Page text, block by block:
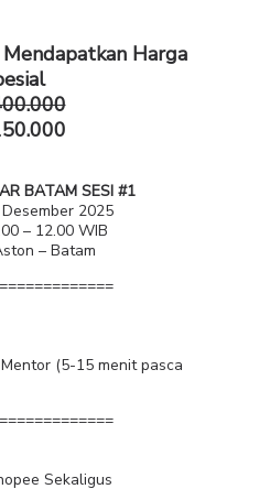
Harga
BATAM SESI #1
2025
– 12.00 WIB
– Batam
(5-15 menit pasca
Sekaligus